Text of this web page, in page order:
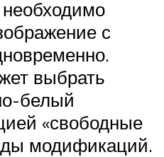
с
выбрать
белый
«свободные
модификаций.